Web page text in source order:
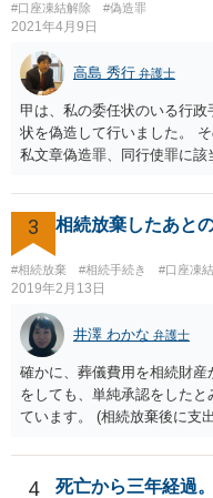
#口座凍結解除 #偽造罪
2021年4月9日
高島 秀行 弁護士
甲は、私の委任状のいる行
状を偽造して行いました。
私文章偽造罪、同行使罪に
か？ 委任状を偽造して使
ので できないと思います
3 相続放棄したあと
#相続放棄 #相続手続き #口座凍
2019年2月13日
井澤 わかな 弁護士
確かに、葬儀費用を相続財
をしても、単純承認をした
ています。 (相続放棄後に支
述の手続ということだと思
いということではなく、身
4
死亡から三年経過